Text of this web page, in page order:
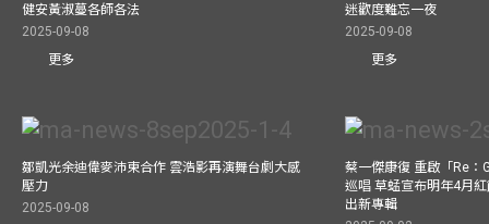
健安黃淑蔓各師各法
2025-09-08
更多
迷歡度難忘一夜
2025-09-08
更多
鄒凱光余迪偉麥沛東合作 雲浩影再演舞台劇大感
壓力
2025-09-08
蔡一傑康復 重啟「Re：
巡唱 草蜢宣布明年4月
出新專輯